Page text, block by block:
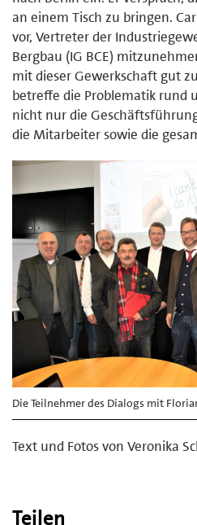
an einem Tisch zu bringen.
vor, Vertreter der
Bergbau (IG BCE)
mit dieser Gewerkschaft gut
betreffe die Problematik rund
nicht nur die
die Mitarbeiter sowie die
Die Teilnehmer des Dialogs mit
Text und Fotos von Veronika
Teilen